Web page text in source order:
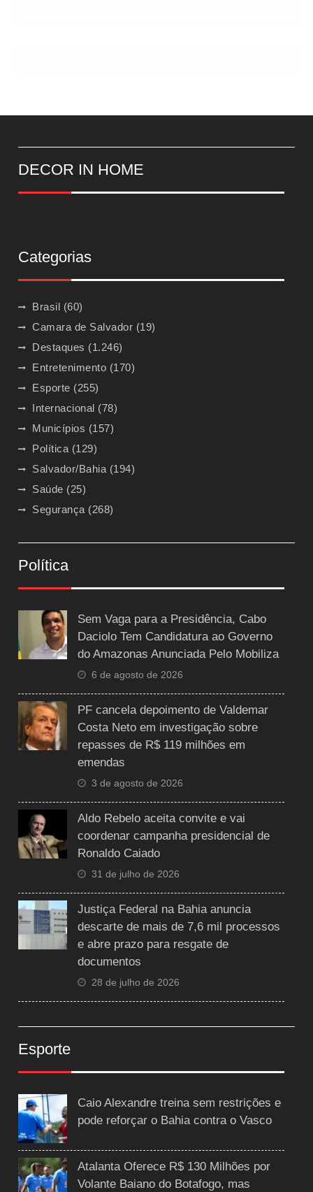
DECOR IN HOME
Categorias
Brasil (60)
Camara de Salvador (19)
Destaques (1.246)
Entretenimento (170)
Esporte (255)
Internacional (78)
Municípios (157)
Política (129)
Salvador/Bahia (194)
Saúde (25)
Segurança (268)
Política
Sem Vaga para a Presidência, Cabo
Daciolo Tem Candidatura ao Governo
do Amazonas Anunciada Pelo Mobiliza
6 de agosto de 2026
PF cancela depoimento de Valdemar
Costa Neto em investigação sobre
repasses de R$ 119 milhões em
emendas
3 de agosto de 2026
Aldo Rebelo aceita convite e vai
coordenar campanha presidencial de
Ronaldo Caiado
31 de julho de 2026
Justiça Federal na Bahia anuncia
descarte de mais de 7,6 mil processos
e abre prazo para resgate de
documentos
28 de julho de 2026
Esporte
Caio Alexandre treina sem restrições e
pode reforçar o Bahia contra o Vasco
Atalanta Oferece R$ 130 Milhões por
Volante Baiano do Botafogo, mas